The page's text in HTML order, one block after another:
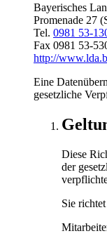
Bayerisches
Promenade 27
Tel. 0981 53-
Fax 0981 53-
http://
Eine
gesetzliche
Diese
der
Sie